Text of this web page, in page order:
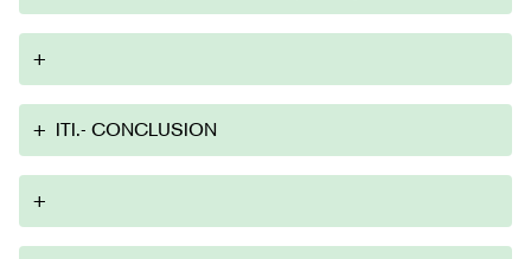
+
+ ITI.- CONCLUSION
+